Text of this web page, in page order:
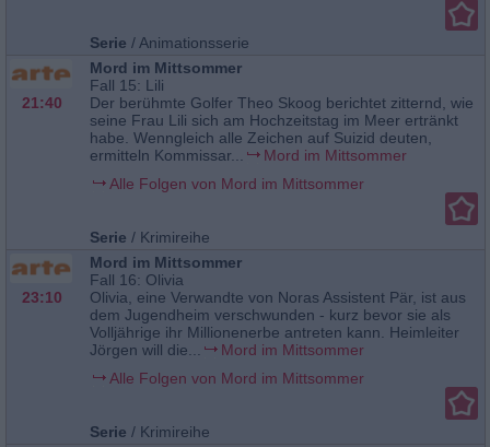
Serie /Animationsserie
21:40
Mord im Mittsommer
Fall 15: Lili
Der berühmte Golfer Theo Skoog berichtet zitternd, wie
seine Frau Lili sich am Hochzeitstag im Meer ertränkt
habe. Wenngleich alle Zeichen auf Suizid deuten,
ermitteln Kommissar...
Mord im Mittsommer
Alle Folgen von Mord im Mittsommer
Serie / Krimireihe
23:10
Mord im Mittsommer
Fall 16: Olivia
Olivia, eine Verwandte von Noras Assistent Pär, ist aus
dem Jugendheim verschwunden - kurz bevor sie als
Volljährige ihr Millionenerbe antreten kann. Heimleiter
Jörgen will die...
Mord im Mittsommer
Alle Folgen von Mord im Mittsommer
Serie / Krimireihe